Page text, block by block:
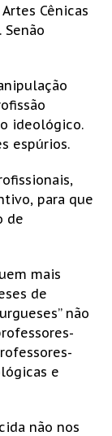
Cênicas
ideológico.
espúrios.
para que
de
mais
de
não
e
não nos